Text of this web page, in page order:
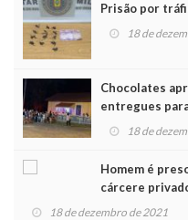
Prisão por
18 de
Chocolates
entregues
Noel
18 de
Homem é
cárcere
18 de dezembro de 2021